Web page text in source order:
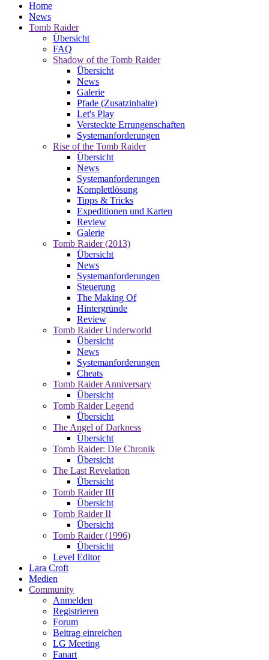
Home
News
Tomb Raider
Übersicht
FAQ
Shadow of the Tomb Raider
Übersicht
News
Galerie
Pfade (Zusatzinhalte)
Let's Play
Versteckte Errungenschaften
Systemanforderungen
Rise of the Tomb Raider
Übersicht
News
Systemanforderungen
Komplettlösung
Tipps & Tricks
Expeditionen und Karten
Review
Galerie
Tomb Raider (2013)
Übersicht
News
Systemanforderungen
Steuerung
The Making Of
Hintergründe
Review
Tomb Raider Underworld
Übersicht
News
Systemanforderungen
Cheats
Tomb Raider Anniversary
Übersicht
Tomb Raider Legend
Übersicht
The Angel of Darkness
Übersicht
Tomb Raider: Die Chronik
Übersicht
The Last Revelation
Übersicht
Tomb Raider III
Übersicht
Tomb Raider II
Übersicht
Tomb Raider (1996)
Übersicht
Level Editor
Lara Croft
Medien
Community
Anmelden
Registrieren
Forum
Beitrag einreichen
LG Meeting
Fanart